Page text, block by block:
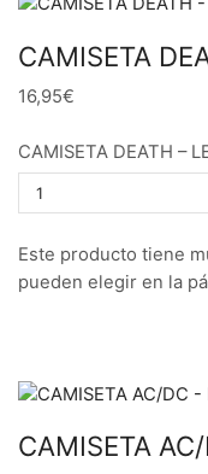
CAMISETA
16,95€
CAMISETA DEATH –
Este producto tiene
pueden elegir en la
CAMISETA